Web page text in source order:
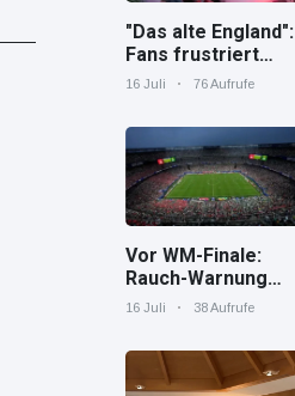
"Das alte England":
Fans frustriert
nach WM-Aus
16 Juli 76 Aufrufe
Vor WM-Finale:
Rauch-Warnung
und Hitze in New
16 Juli 38 Aufrufe